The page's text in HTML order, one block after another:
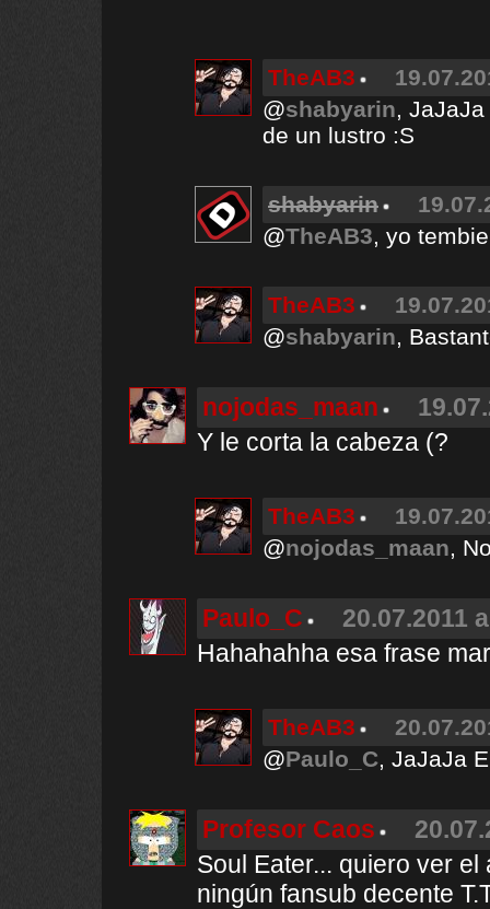
TheAB3
@shabyarin,
de un lustro :S
shabyarin
@TheAB3, yo
TheAB3
@shabyarin,
nojodas_maan
Y le corta la cabeza (?
TheAB3
@nojodas_maan,
Paulo_C
20.07.2011
Hahahahha esa frase
TheAB3
@Paulo_C, JaJaJa
Profesor Caos
Soul Eater... quiero ver
ningún fansub decente